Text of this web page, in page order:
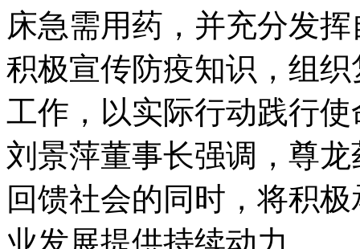
床急需用药，并充分发
积极宣传防疫知识，组
工作，以实际行动践行
刘景萍董事长强调，尊
回馈社会的同时，将积